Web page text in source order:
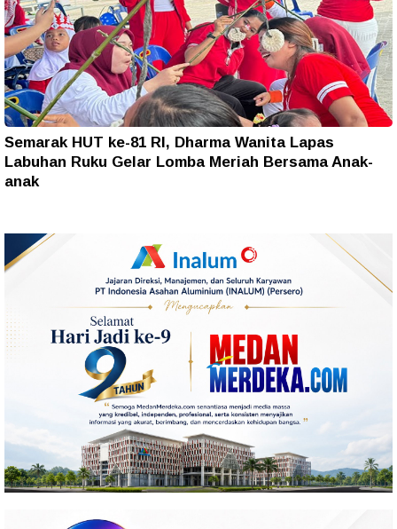
Semarak HUT ke-81 RI, Dharma Wanita Lapas
Labuhan Ruku Gelar Lomba Meriah Bersama Anak-
anak